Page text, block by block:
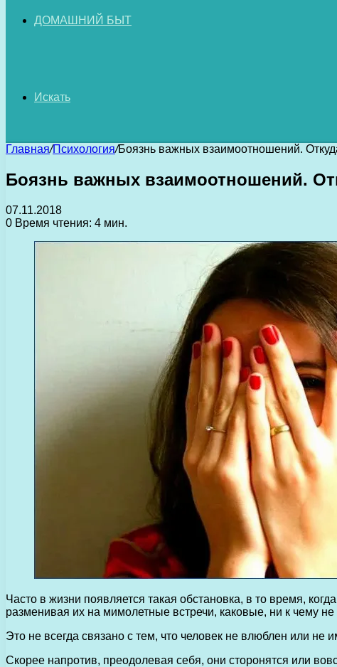
ДОМАШНИЙ БЫТ
Искать
Главная/Психология/Боязнь важных взаимоотношений.
Боязнь важных взаимоотношений.
07.11.2018
0 Время чтения: 4 мин.
Часто в жизни появляется такая обстановка, в то время,
разменивая их на мимолетные встречи, каковые, ни к чему
Это не всегда связано с тем, что человек не влюблен или
Скорее напротив, преодолевая себя, они сторонятся или